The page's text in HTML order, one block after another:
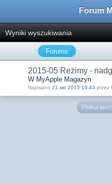
Forum
Wyniki wyszukiwania
Forums
2015-05 Reżimy -
W MyApple Magazyn
Napisano 21 sie 2015 10:43 przez
Pełna